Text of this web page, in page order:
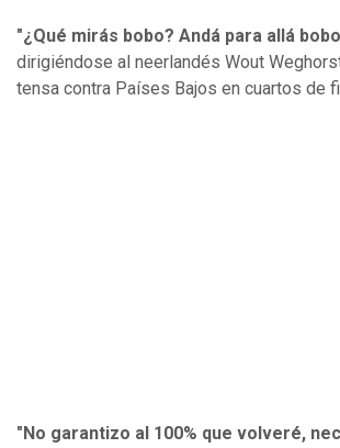
"¿Qué mirás bobo? Andá para allá
dirigiéndose al neerlandés Wout
tensa contra Países Bajos en cuartos de
"No garantizo al 100% que volveré,